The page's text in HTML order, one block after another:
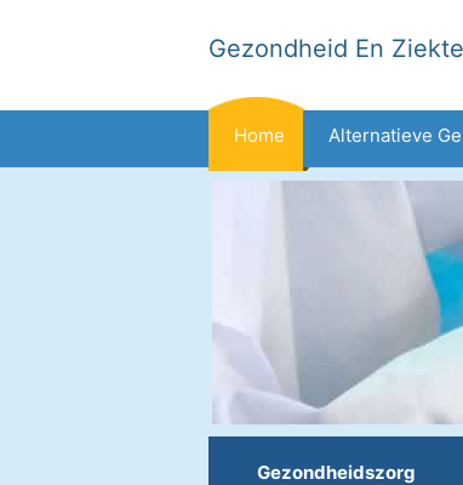
Gezondheid En Ziekte
Home Alternatieve
Gezondheidszorg